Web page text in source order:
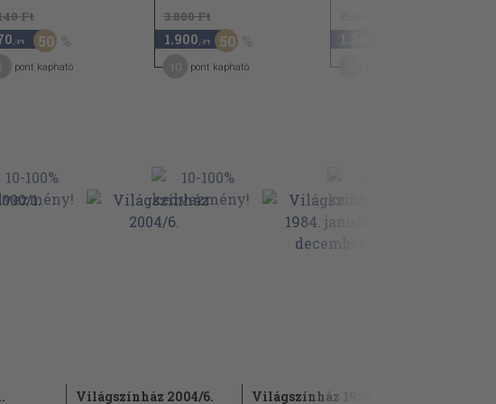
Ft
,-Ft 50
pont kapható
3.800 Ft
1.900 ,-Ft 50
pont kapható
Világszínház 2004/6.
Világszínház 1984.